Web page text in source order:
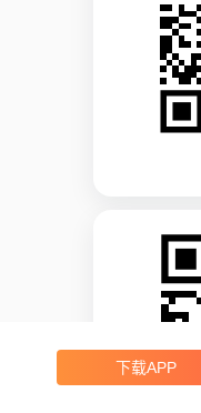
下载APP